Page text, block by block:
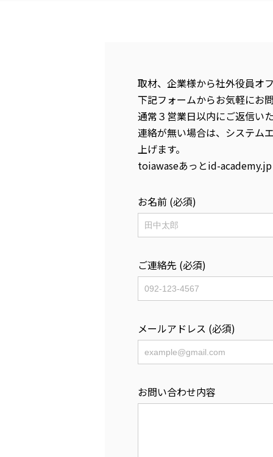
取材、企業様から社外役員オ
下記フォームからお気軽にお
通常３営業日以内にご返信い
連絡が無い場合は、システム
上げます。
toiawaseあっとid-
お名前 (必須)
ご連絡先 (必須)
メールアドレス (必須)
お問い合わせ内容